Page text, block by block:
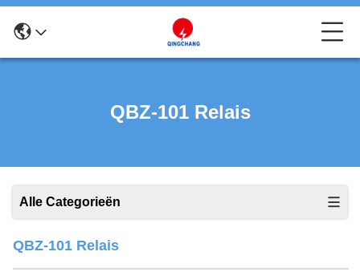
QBZ-101 Relais
Alle Categorieën
QBZ-101 Relais